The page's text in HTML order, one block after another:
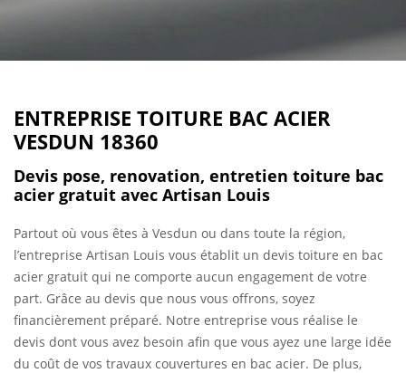
ENTREPRISE TOITURE BAC ACIER
VESDUN 18360
Devis pose, renovation, entretien toiture bac
acier gratuit avec Artisan Louis
Partout où vous êtes à Vesdun ou dans toute la région,
l’entreprise Artisan Louis vous établit un devis toiture en bac
acier gratuit qui ne comporte aucun engagement de votre
part. Grâce au devis que nous vous offrons, soyez
financièrement préparé. Notre entreprise vous réalise le
devis dont vous avez besoin afin que vous ayez une large idée
du coût de vos travaux couvertures en bac acier. De plus,